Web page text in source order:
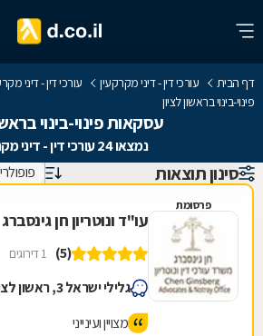
דף הבית עורכי דין - דיני מקרקעין עורכי דין - דיני
פינוי-בינוי בראשון לציון
עסקאות פינוי-בינוי
נמצאו 24 עורכי דין - דיני מקרקעין
סינון תוצאות
פרסומת
עו"ד ונוטריון חן גינסברג
(5) 1 דירוגים
גלילי ישראל 3, ראשון לציון
מצויין ועינייני